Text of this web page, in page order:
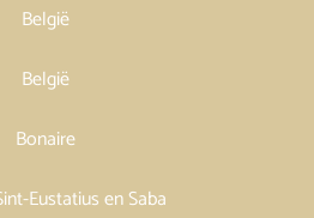
België
België
Bonaire
Eustatius en Saba